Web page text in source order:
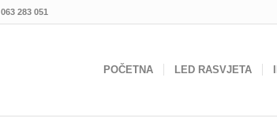
063 283 051
POČETNA LED RASVJETA